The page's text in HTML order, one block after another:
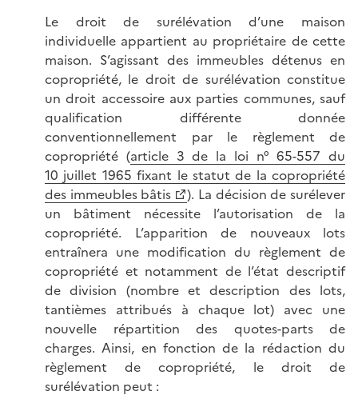
Le droit de surélévation d’une maison
individuelle appartient au propriétaire de cette
maison. S’agissant des immeubles détenus en
copropriété, le droit de surélévation constitue
un droit accessoire aux parties communes, sauf
qualification différente donnée
conventionnellement par le règlement de
copropriété (article 3 de la loi n° 65-557 du
10 juillet 1965 fixant le statut de la copropriété
des immeubles bâtis
). La décision de surélever
un bâtiment nécessite l’autorisation de la
copropriété. L’apparition de nouveaux lots
entraînera une modification du règlement de
copropriété et notamment de l’état descriptif
de division (nombre et description des lots,
tantièmes attribués à chaque lot) avec une
nouvelle répartition des quotes-parts de
charges. Ainsi, en fonction de la rédaction du
règlement de copropriété, le droit de
surélévation peut :